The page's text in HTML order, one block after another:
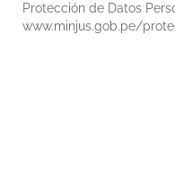
Protección de Datos
www.minjus.gob.pe/